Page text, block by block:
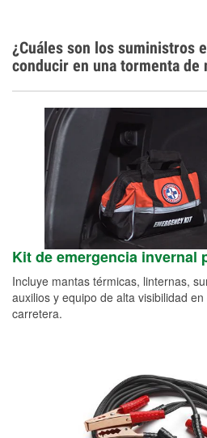
¿Cuáles son los suministros
conducir en una tormenta de
Kit de emergencia invernal
Incluye mantas térmicas, linternas,
auxilios y equipo de alta visibilidad
carretera.